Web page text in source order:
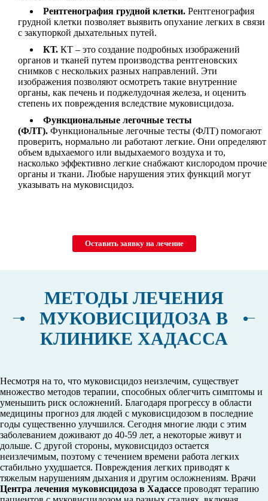
Рентгенография грудной клетки. Рентгенография
грудной клетки позволяет выявить опухание легких в связи
с закупоркой дыхательных путей.
КТ. КТ – это создание подробных изображений
органов и тканей путем производства рентгеновских
снимков с нескольких разных направлений. Эти
изображения позволяют осмотреть такие внутренние
органы, как печень и поджелудочная железа, и оценить
степень их повреждения вследствие муковисцидоза.
Функциональные легочные тесты
(ФЛТ). Функциональные легочные тесты (ФЛТ) помогают
проверить, нормально ли работают легкие. Они определяют
объем вдыхаемого или выдыхаемого воздуха и то,
насколько эффективно легкие снабжают кислородом прочие
органы и ткани. Любые нарушения этих функций могут
указывать на муковисцидоз.
Оставить заявку на лечение
МЕТОДЫ ЛЕЧЕНИЯ
МУКОВИСЦИДОЗА В
КЛИНИКЕ ХАДАССА
Несмотря на то, что муковисцидоз неизлечим, существует
множество методов терапии, способных облегчить симптомы и
уменьшить риск осложнений. Благодаря прогрессу в области
медицины прогноз для людей с муковисцидозом в последние
годы существенно улучшился. Сегодня многие люди с этим
заболеванием доживают до 40-59 лет, а некоторые живут и
дольше. С другой стороны, муковисцидоз остается
неизлечимым, поэтому с течением времени работа легких
стабильно ухудшается. Повреждения легких приводят к
тяжелым нарушениям дыхания и другим осложнениям. Врачи
Центра лечения муковисцидоза в Хадассе проводят терапию